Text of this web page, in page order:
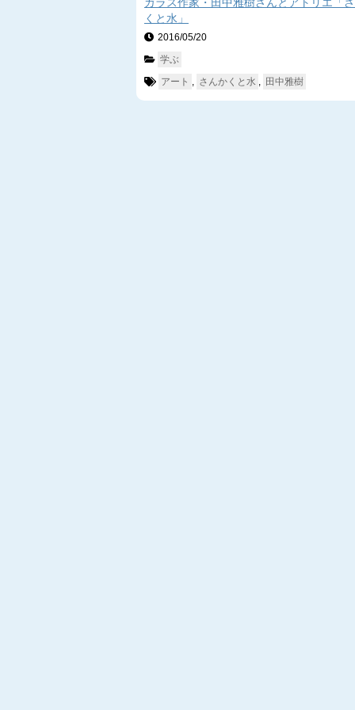
くと水」
2016/05/20
学ぶ
アート , さんかくと水 , 田中雅樹